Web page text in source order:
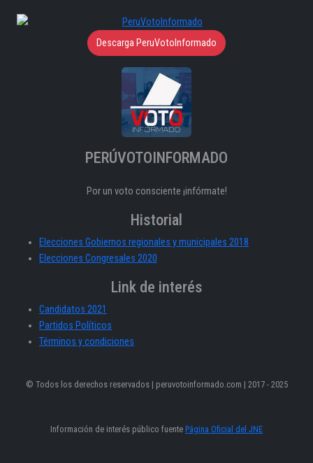
Descarga PeruVotoInformado
PERÚVOTOINFORMADO
Por un voto consciente ¡infórmate!
Historial
Elecciones Gobiernos regionales y municipales 2018
Elecciones Congresales 2020
Link de interés
Candidatos 2021
Partidos Políticos
Términos y condiciones
© Todos los derechos reservados | peruvotoinformado.com | 2017 - 2025
Información de interés público fuente Página Oficial del JNE